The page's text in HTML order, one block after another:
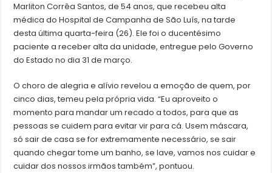
Marliton Corrêa Santos, de 54 anos, que recebeu alta
médica do Hospital de Campanha de São Luís, na tarde
desta última quarta-feira (26). Ele foi o ducentésimo
paciente a receber alta da unidade, entregue pelo Governo
do Estado no dia 31 de março.
O choro de alegria e alívio revelou a emoção de quem, por
cinco dias, temeu pela própria vida. “Eu aproveito o
momento para mandar um recado a todos, para que as
pessoas se cuidem para evitar vir para cá. Usem máscara,
só sair de casa se for extremamente necessário, se sair
quando chegar tome um banho, se lave, vamos nos cuidar e
cuidar dos nossos irmãos também”, pontuou.